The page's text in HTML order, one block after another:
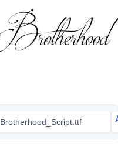
Brotherhood_Script.ttf